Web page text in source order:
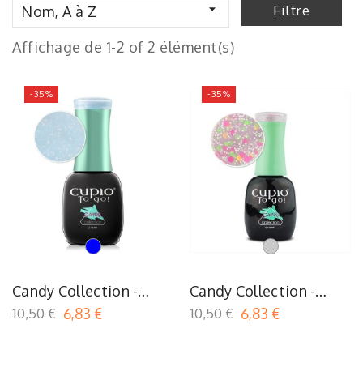
Nom, A à Z
 Filtre
Affichage de 1-2 of 2 élément(s)
-35%
Candy Collection -
Sugar Free
10,50 € 6,83 €
Bleu
-35%
Candy Collection -
Yummy
10,50 € 6,83 €
Transparent